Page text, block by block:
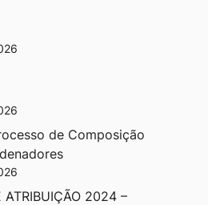
de Composição
ATRIBUIÇÃO 2024 –